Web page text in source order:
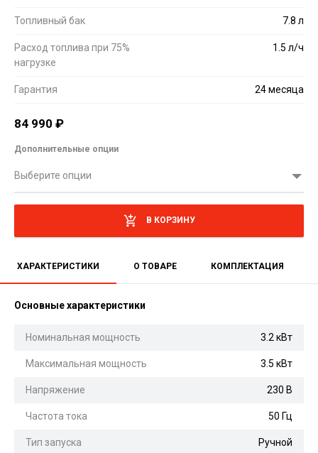
Топливный бак 7.8 л
Расход топлива при 75%
нагрузке
1.5 л/ч
Гарантия 24 месяца
84 990 ₽
Дополнительные опции
Выберите опции
В КОРЗИНУ
ХАРАКТЕРИСТИКИ О ТОВАРЕ КОМПЛЕКТАЦИЯ
Основные характеристики
Номинальная мощность 3.2 кВт
Максимальная мощность 3.5 кВт
Напряжение 230 В
Частота тока 50 Гц
Тип запуска Ручной